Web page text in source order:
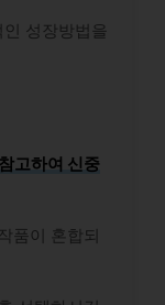
성장방법을
고하여 신중
품이 혼합되